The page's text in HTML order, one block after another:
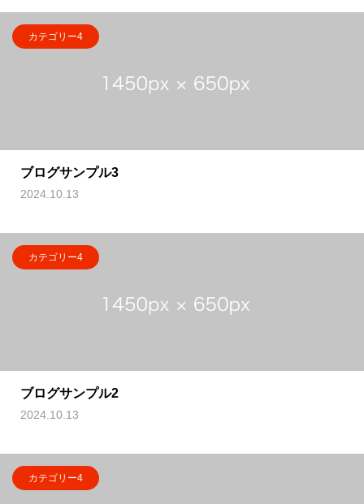
カテゴリー4
ブログサンプル3
2024.10.13
カテゴリー4
ブログサンプル2
2024.10.13
カテゴリー4